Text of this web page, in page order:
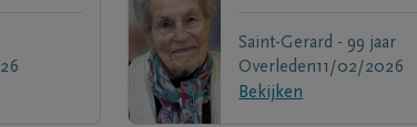
Saint-Gerard - 99 jaar
Overleden11/02/2026
Bekijken